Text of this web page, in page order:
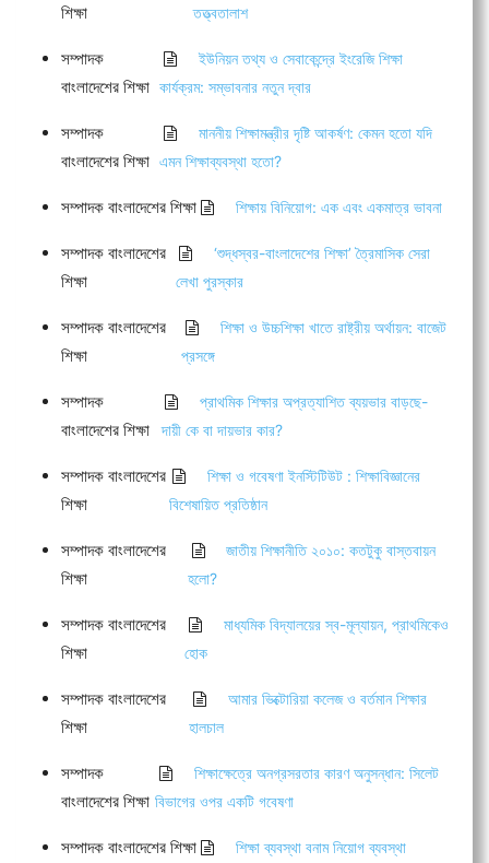
শিক্ষা তত্ত্বতালাশ
সম্পাদক
বাংলাদেশের শিক্ষা
ইউনিয়ন তথ্য ও সেবাকেন্দ্রে ইংরেজি শিক্ষা
কার্যক্রম: সম্ভাবনার নতুন দ্বার
সম্পাদক
বাংলাদেশের শিক্ষা
মাননীয় শিক্ষামন্ত্রীর দৃষ্টি আকর্ষণ: কেমন হতো যদি
এমন শিক্ষাব্যবস্থা হতো?
সম্পাদক বাংলাদেশের শিক্ষা শিক্ষায় বিনিয়োগ: এক এবং একমাত্র ভাবনা
সম্পাদক বাংলাদেশের
শিক্ষা
‘শুদ্ধস্বর-বাংলাদেশের শিক্ষা’ ত্রৈমাসিক সেরা
লেখা পুরস্কার
সম্পাদক বাংলাদেশের
শিক্ষা
শিক্ষা ও উচ্চশিক্ষা খাতে রাষ্ট্রীয় অর্থায়ন: বাজেট
প্রসঙ্গে
সম্পাদক
বাংলাদেশের শিক্ষা
প্রাথমিক শিক্ষার অপ্রত্যাশিত ব্যয়ভার বাড়ছে-
দায়ী কে বা দায়ভার কার?
সম্পাদক বাংলাদেশের
শিক্ষা
শিক্ষা ও গবেষণা ইনস্টিটিউট : শিক্ষাবিজ্ঞানের
বিশেষায়িত প্রতিষ্ঠান
সম্পাদক বাংলাদেশের
শিক্ষা
জাতীয় শিক্ষানীতি ২০১০: কতটুকু বাস্তবায়ন
হলো?
সম্পাদক বাংলাদেশের
শিক্ষা
মাধ্যমিক বিদ্যালয়ের স্ব-মূল্যায়ন, প্রাথমিকেও
হোক
সম্পাদক বাংলাদেশের
শিক্ষা
আমার ভিক্টোরিয়া কলেজ ও বর্তমান শিক্ষার
হালচাল
সম্পাদক
বাংলাদেশের শিক্ষা
শিক্ষাক্ষেত্রে অনগ্রসরতার কারণ অনুসন্ধান: সিলেট
বিভাগের ওপর একটি গবেষণা
সম্পাদক বাংলাদেশের শিক্ষা শিক্ষা ব্যবস্থা বনাম নিয়োগ ব্যবস্থা